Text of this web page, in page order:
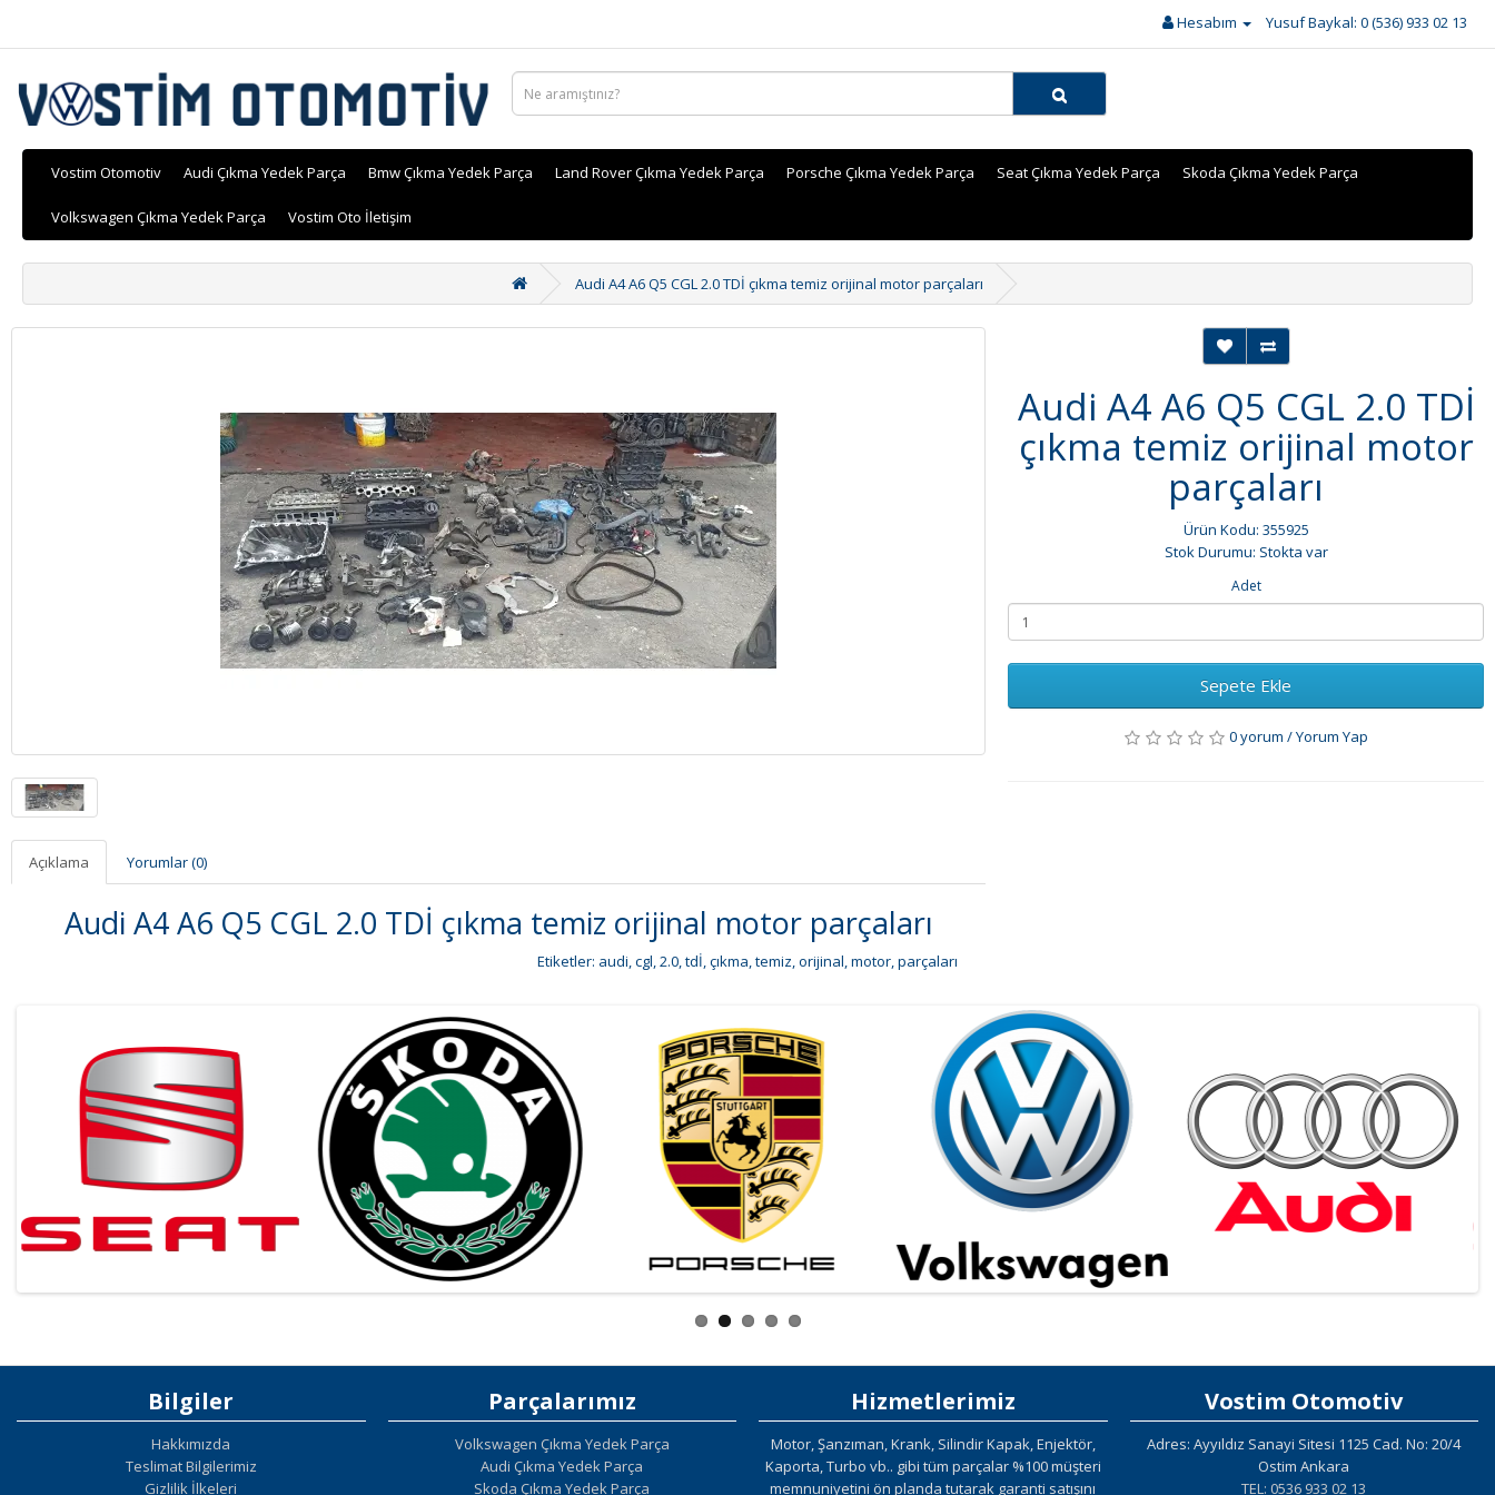
Hesabım Yusuf Baykal: 0 (536) 933 02 13
Vostim Otomotiv Audi Çıkma Yedek Parça Bmw Çıkma Yedek Parça Land Rover Çıkma Yedek Parça Porsche Çıkma Yedek Parça Seat Çıkma Yedek Parça Skoda Çıkma Yedek Parça
Volkswagen Çıkma Yedek Parça Vostim Oto İletişim
Audi A4 A6 Q5 CGL 2.0 TDİ çıkma temiz orijinal motor parçaları
Açıklama Yorumlar (0)
Audi A4 A6 Q5 CGL 2.0 TDİ çıkma temiz orijinal motor parçaları
Audi A4 A6 Q5 CGL 2.0 TDİ
çıkma temiz orijinal motor
parçaları
Ürün Kodu: 355925
Stok Durumu: Stokta var
Adet
Sepete Ekle
0 yorum /Yorum Yap
Etiketler: audi,cgl,2.0,tdİ,çıkma,temiz,orijinal,motor,parçaları
Bilgiler
Hakkımızda
Teslimat Bilgilerimiz
Gizlilik İlkeleri
Parçalarımız
Volkswagen Çıkma Yedek Parça
Audi Çıkma Yedek Parça
Skoda Çıkma Yedek Parça
Hizmetlerimiz
Motor, Şanzıman, Krank, Silindir Kapak, Enjektör,
Kaporta, Turbo vb.. gibi tüm parçalar %100 müşteri
memnuniyetini ön planda tutarak garanti satışını
Vostim Otomotiv
Adres: Ayyıldız Sanayi Sitesi 1125 Cad. No: 20/4
Ostim Ankara
TEL: 0536 933 02 13